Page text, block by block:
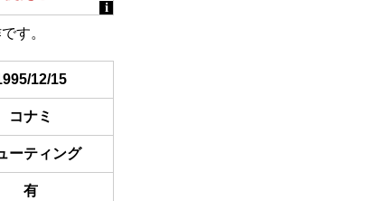
す。
12/15
コナミ
ーティング
有